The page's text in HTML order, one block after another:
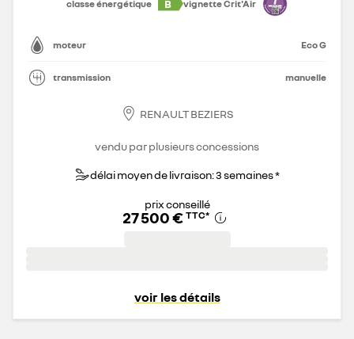
classe énergétique
B vignette Crit'Air
moteur Eco G
transmission manuelle
RENAULT BEZIERS
vendu par plusieurs concessions
délai moyen de livraison: 3 semaines *
prix conseillé
27 500 € TTC*
voir les détails